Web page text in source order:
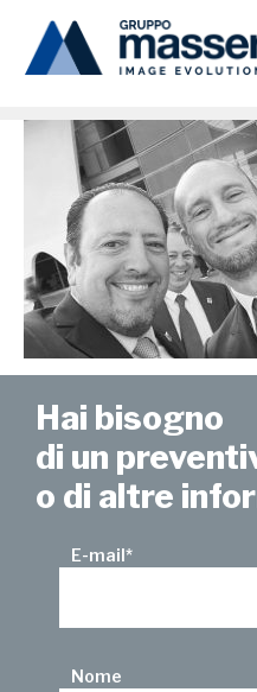
Hai bisogno
di un
o di altre
E-mail*
Nome